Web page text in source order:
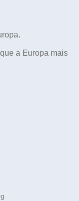
a Europa mais